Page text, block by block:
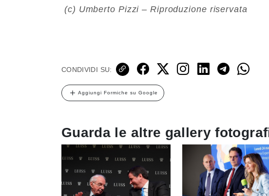
(c) Umberto Pizzi – Riproduzione riservata
CONDIVIDI SU:
Aggiungi Formiche su Google
Guarda le altre gallery